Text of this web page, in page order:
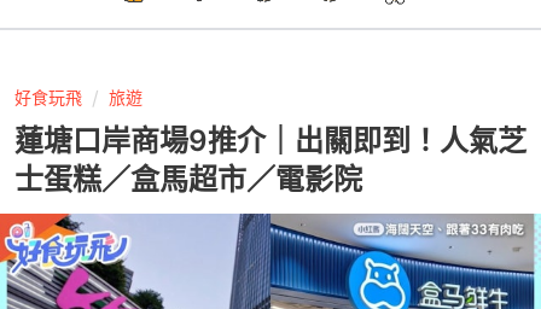
好食玩飛 旅遊
蓮塘口岸商場9推介｜出關即到！人氣芝
士蛋糕／盒馬超市／電影院